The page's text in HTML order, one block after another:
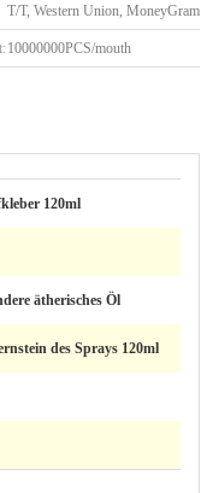
T/T, Western Union, MoneyGram
10000000PCS/mouth
120ml
ätherisches Öl
des Sprays 120ml